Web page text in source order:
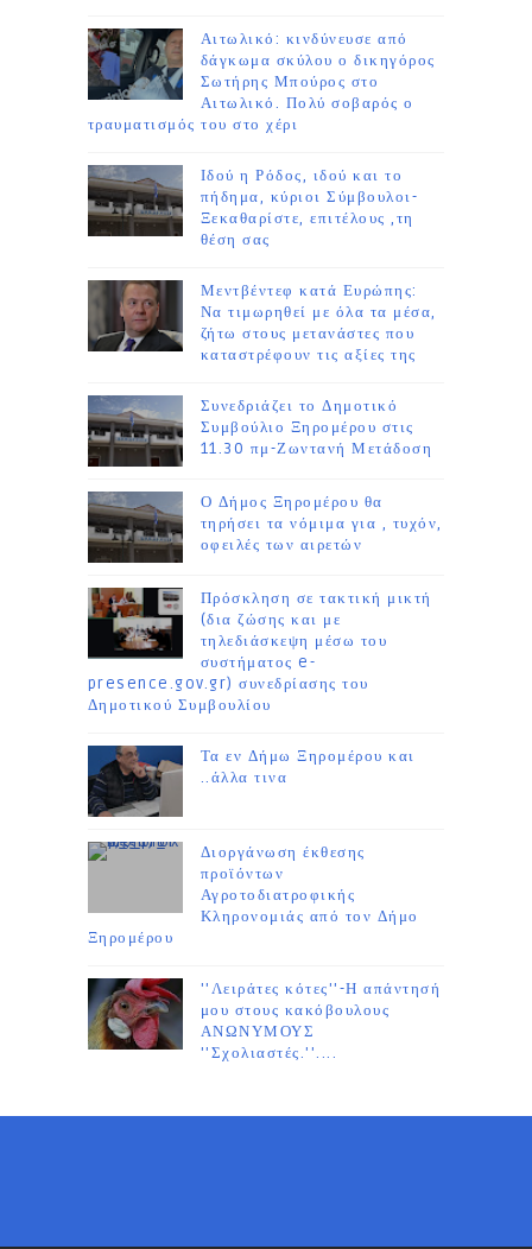
Αιτωλικό: κινδύνευσε από
δάγκωμα σκύλου ο δικηγόρος
Σωτήρης Μπούρος στο
Αιτωλικό. Πολύ σοβαρός ο
τραυματισμός του στο χέρι
Ιδού η Ρόδος, ιδού και το
πήδημα, κύριοι Σύμβουλοι-
Ξεκαθαρίστε, επιτέλους ,τη
θέση σας
Μεντβέντεφ κατά Ευρώπης:
Να τιμωρηθεί με όλα τα μέσα,
ζήτω στους μετανάστες που
καταστρέφουν τις αξίες της
Συνεδριάζει το Δημοτικό
Συμβούλιο Ξηρομέρου στις
11.30 πμ-Ζωντανή Μετάδοση
Ο Δήμος Ξηρομέρου θα
τηρήσει τα νόμιμα για , τυχόν,
οφειλές των αιρετών
Πρόσκληση σε τακτική μικτή
(δια ζώσης και με
τηλεδιάσκεψη μέσω του
συστήματος e-
presence.gov.gr) συνεδρίασης του
Δημοτικού Συμβουλίου
Τα εν Δήμω Ξηρομέρου και
..άλλα τινα
Διοργάνωση έκθεσης
προϊόντων
Αγροτοδιατροφικής
Κληρονομιάς από τον Δήμο
Ξηρομέρου
''Λειράτες κότες''-Η απάντησή
μου στους κακόβουλους
ΑΝΩΝΥΜΟΥΣ
''Σχολιαστές.''....